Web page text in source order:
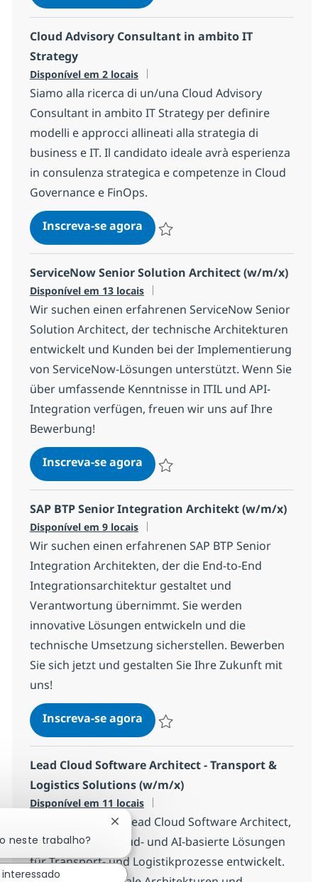
Cloud Advisory Consultant in ambito IT
Strategy
Disponível em 2 locais
Siamo alla ricerca di un/una Cloud Advisory
Consultant in ambito IT Strategy per definire
modelli e approcci allineati alla strategia di
business e IT. Il candidato ideale avrà esperienza
in consulenza strategica e competenze in Cloud
Governance e FinOps.
Inscreva-se agoraCloud Advisory Consultant in
ServiceNow Senior Solution Architect (w/m/x)
Disponível em 13 locais
Wir suchen einen erfahrenen ServiceNow Senior
Solution Architect, der technische Architekturen
entwickelt und Kunden bei der Implementierung
von ServiceNow-Lösungen unterstützt. Wenn Sie
über umfassende Kenntnisse in ITIL und API-
Integration verfügen, freuen wir uns auf Ihre
Bewerbung!
Inscreva-se agoraServiceNow Senior Solution
SAP BTP Senior Integration Architekt (w/m/x)
Disponível em 9 locais
Wir suchen einen erfahrenen SAP BTP Senior
Integration Architekten, der die End-to-End
Integrationsarchitektur gestaltet und
Verantwortung übernimmt. Sie werden
innovative Lösungen entwickeln und die
technische Umsetzung sicherstellen. Bewerben
Sie sich jetzt und gestalten Sie Ihre Zukunft mit
uns!
Inscreva-se agoraSAP BTP Senior Integration
Lead Cloud Software Architect - Transport &
Logistics Solutions (w/m/x)
Disponível em 11 locais
Wir suchen einen Lead Cloud Software Architect,
der innovative Cloud- und AI-basierte Lösungen
für Transport- und Logistikprozesse entwickelt.
neste trabalho?
Fechar notificação de chatbot
interessado